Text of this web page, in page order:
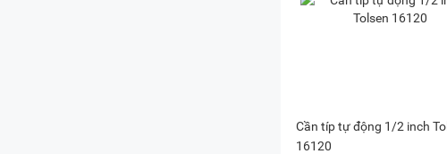
Cần típ tự động 1/2 inch
16120